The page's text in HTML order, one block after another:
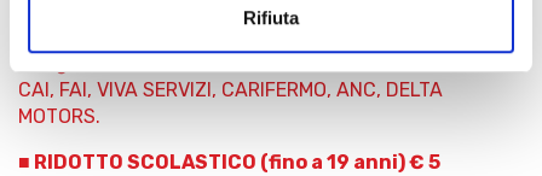
Rifiuta
CAI, FAI, VIVA SERVIZI, CARIFERMO, ANC, DELTA
MOTORS.
■ RIDOTTO SCOLASTICO (fino a 19 anni) € 5